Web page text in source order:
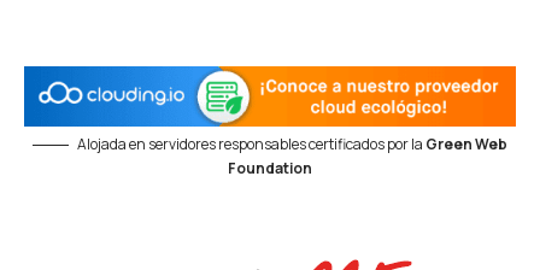
Alojada en servidores responsables certificados por la Green Web
Foundation